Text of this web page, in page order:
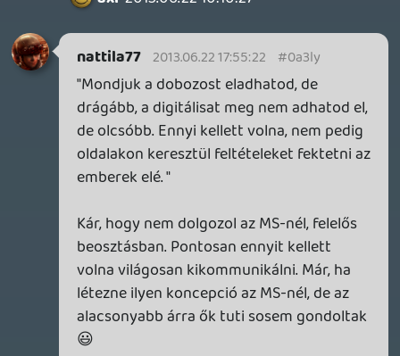
Pedig egyszerűen lehetetlennek tartom,
hogy ez nem tudatos lett volna. Senki sem
mutat be úgy terméket/szolgáltatást,
hogy csak a negatívumokat sorolná fel.
Ilyen egyszerűen nincsen. Sehol sincsen
ilyen. Úgy tettek mintha elvennének majd
"jófiúk". Május 21-én mutatták be először
az új terméküket, szolgáltatásukat azaz
alig több, mint egy hónapja egy remek
hónapban mikor mindenki a videojáték
világra figyel. Akkora barba trükk volt az
egész, hogy csak na.
A sony meg a másik kutya. Jól
meglovagolta az MS barba trükkjét és már